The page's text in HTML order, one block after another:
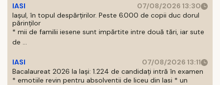
IASI
07/08/2026 13:30
Iașul, în topul despărțirilor. Peste 6.000 de copii duc dorul
părinților
* mii de familii iesene sunt impărtite intre două tări, iar sute
de ...
IASI
07/08/2026 13:11
Bacalaureat 2026 la Iași: 1.224 de candidați intră în examen
* emotiile revin pentru absolventii de liceu din Iasi * un